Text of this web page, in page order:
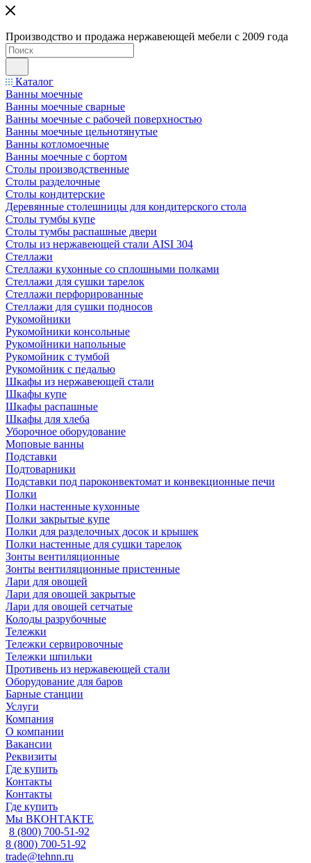
Производство и продажа нержавеющей мебели с 2009 года
Каталог
Ванны моечные
Ванны моечные сварные
Ванны моечные с рабочей поверхностью
Ванны моечные цельнотянутые
Ванны котломоечные
Ванны моечные с бортом
Столы производственные
Столы разделочные
Столы кондитерские
Деревянные столешницы для кондитерского стола
Столы тумбы купе
Столы тумбы распашные двери
Столы из нержавеющей стали AISI 304
Стеллажи
Стеллажи кухонные со сплошными полками
Стеллажи для сушки тарелок
Стеллажи перфорированные
Стеллажи для сушки подносов
Рукомойники
Рукомойники консольные
Рукомойники напольные
Рукомойник с тумбой
Рукомойник с педалью
Шкафы из нержавеющей стали
Шкафы купе
Шкафы распашные
Шкафы для хлеба
Уборочное оборудование
Моповые ванны
Подставки
Подтоварники
Подставки под пароконвектомат и конвекционные печи
Полки
Полки настенные кухонные
Полки закрытые купе
Полки для разделочных досок и крышек
Полки настенные для сушки тарелок
Зонты вентиляционные
Зонты вентиляционные пристенные
Лари для овощей
Лари для овощей закрытые
Лари для овощей сетчатые
Колоды разрубочные
Тележки
Тележки сервировочные
Тележки шпильки
Противень из нержавеющей стали
Оборудование для баров
Барные станции
Услуги
Компания
О компании
Вакансии
Реквизиты
Где купить
Контакты
Контакты
Где купить
Мы ВКОНТАКТЕ
8 (800) 700-51-92
8 (800) 700-51-92
trade@tehnn.ru